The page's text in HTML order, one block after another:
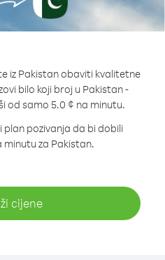
iz Pakistan obaviti kvalitetne
bilo koji broj u Pakistan -
od samo 5.0 ¢ na minutu.
pozivanja da bi dobili
minutu za Pakistan.
cijene